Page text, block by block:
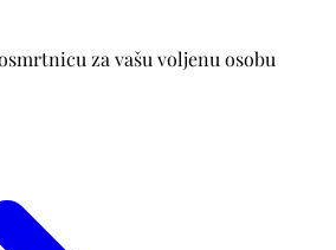
za vašu voljenu osobu